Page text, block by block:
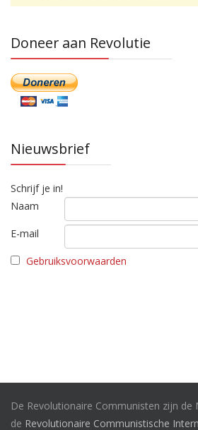
Doneer aan Revolutie
Nieuwsbrief
Schrijf je in!
Naam
E-mail
Gebruiksvoorwaarden
De Revolutionaire Communisten zijn de
de Revolutionaire Communistische